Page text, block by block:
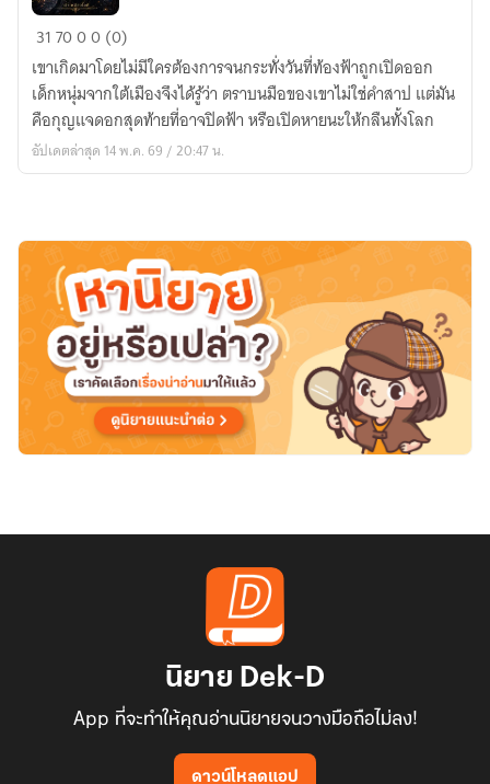
ล่ม
กุญแจ
ฟ้า
317000 (0)
เขาเกิดมาโดยไม่มีใครต้องการจนกระทั่งวันที่ท้องฟ้าถูกเปิดออก
เด็กหนุ่มจากใต้เมืองจึงได้รู้ว่า ตราบนมือของเขาไม่ใช่คำสาป แต่มัน
คือกุญแจดอกสุดท้ายที่อาจปิดฟ้า หรือเปิดหายนะให้กลืนทั้งโลก
อัปเดตล่าสุด 14 พ.ค. 69 / 20:47 น.
นิยาย Dek-D
App ที่จะทำให้คุณอ่านนิยายจนวางมือถือไม่ลง!
ดาวน์โหลดแอป